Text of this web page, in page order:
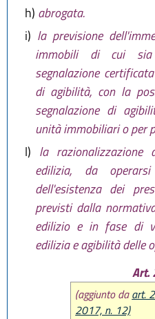
h) abrogata.
i) la previsione
immobili di cui
segnalazione
di agibilità, con la
segnalazione di
unità immobiliari o per
l) la razionalizzazione
edilizia, da
dell'esistenza dei
previsti dalla
edilizio e in fase di
edilizia e agibilità delle
Art.
(aggiunto daart.
2017, n. 12)